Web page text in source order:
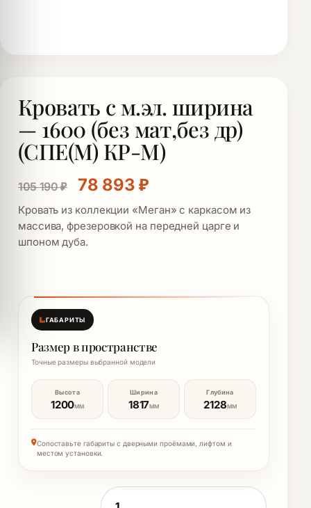
Кровать с м.эл. ширина
— 1600 (без мат,без др)
(СПЕ(М) КР-М)
105 190₽ Первоначальная цена
78 893 ₽Текущая цена: 78
Кровать из коллекции «Меган» с каркасом из
массива, фрезеровкой на передней царге и
шпоном дуба.
ГАБАРИТЫ
Размер в пространстве
Точные размеры выбранной модели
Высота
1200ММ
Ширина
1817ММ
Глубина
2128ММ
Сопоставьте габариты с дверными проёмами, лифтом и
местом установки.
Количество товара Кровать с м.эл.